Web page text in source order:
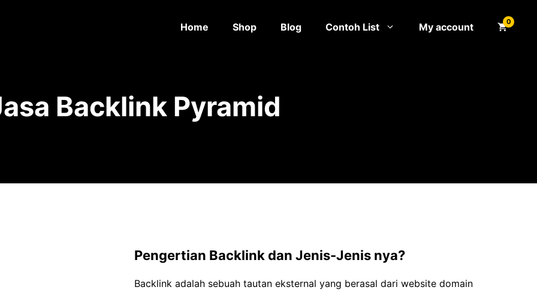
Home Shop Blog Contoh List My account 0
Backlink Pyramid
Pengertian Backlink dan Jenis-Jenis nya?
Backlink adalah sebuah tautan eksternal yang berasal dari website domain